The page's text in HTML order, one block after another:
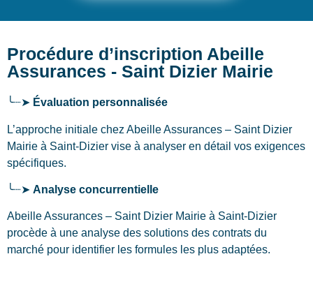
Procédure d’inscription Abeille
Assurances - Saint Dizier Mairie
╰┈➤ Évaluation personnalisée
L’approche initiale chez Abeille Assurances – Saint Dizier
Mairie à Saint-Dizier vise à analyser en détail vos exigences
spécifiques.
╰┈➤ Analyse concurrentielle
Abeille Assurances – Saint Dizier Mairie à Saint-Dizier
procède à une analyse des solutions des contrats du
marché pour identifier les formules les plus adaptées.